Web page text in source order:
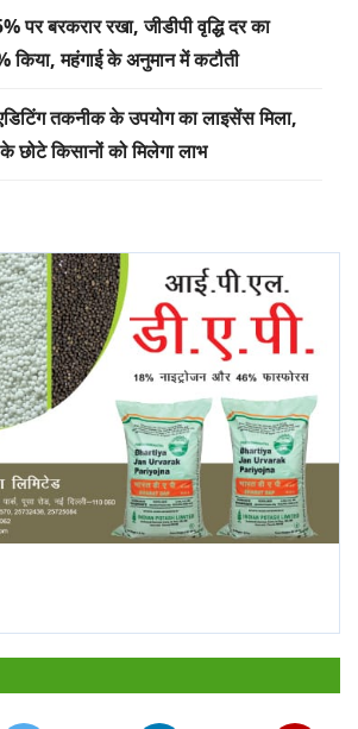
पर बरकरार रखा, जीडीपी वृद्धि दर का
किया, महंगाई के अनुमान में कटौती
तकनीक के उपयोग का लाइसेंस मिला,
छोटे किसानों को मिलेगा लाभ